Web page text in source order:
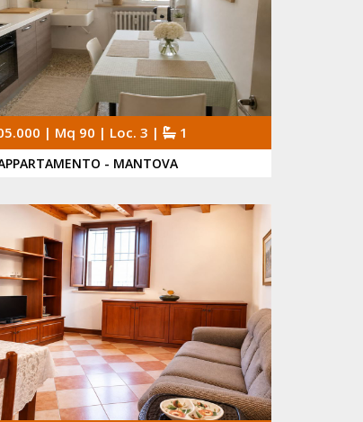
| Mq 90 | Loc. 3 | 1
- MANTOVA